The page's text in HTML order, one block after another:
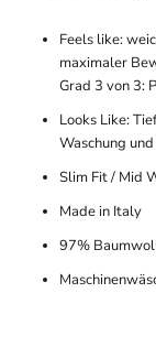
Feels like:
maximaler
Grad 3 von 3:
Looks Like:
Waschung
Slim Fit / Mid
Made in Italy
97%